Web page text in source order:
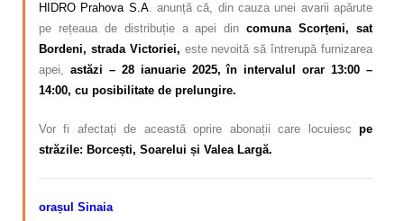
HIDRO Prahova S.A. anunță că, din cauza unei avarii apărute
pe rețeaua de distribuție a apei dincomuna Scorțeni, sat
Bordeni, strada Victoriei, este nevoită să întrerupă furnizarea
apei, astăzi – 28 ianuarie 2025, în intervalul orar 13:00 –
14:00, cu posibilitate de prelungire.
Vor fi afectați de această oprire abonații care locuiesc pe
străzile: Borcești, Soarelui și Valea Largă.
orașul Sinaia